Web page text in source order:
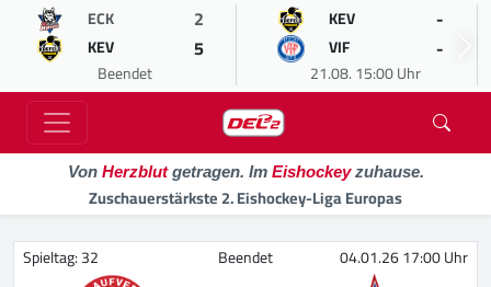
ECK 2
KEV 5
Beendet
KEV -
VIF -
21.08. 15:00 Uhr
Von Herzblutgetragen. Im Eishockeyzuhause.
Zuschauerstärkste 2. Eishockey-Liga Europas
Spieltag: 32 Beendet 04.01.26 17:00 Uhr